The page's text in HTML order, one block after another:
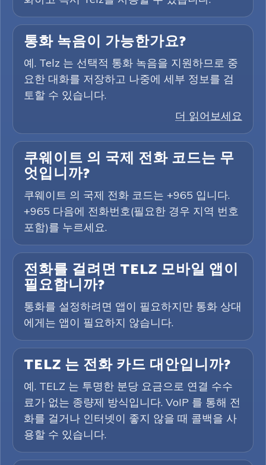
통화 녹음이 가능한가요?
예. Telz 는 선택적 통화 녹음을 지원하므로 중
요한 대화를 저장하고 나중에 세부 정보를 검
토할 수 있습니다.
더 읽어보세요
쿠웨이트 의 국제 전화 코드는 무
엇입니까?
쿠웨이트 의 국제 전화 코드는 +965 입니다.
+965 다음에 전화번호(필요한 경우 지역 번호
포함)를 누르세요.
전화를 걸려면 TELZ 모바일 앱이
필요합니까?
통화를 설정하려면 앱이 필요하지만 통화 상대
에게는 앱이 필요하지 않습니다.
TELZ 는 전화 카드 대안입니까?
예. TELZ 는 투명한 분당 요금으로 연결 수수
료가 없는 종량제 방식입니다. VoIP 를 통해 전
화를 걸거나 인터넷이 좋지 않을 때 콜백을 사
용할 수 있습니다.